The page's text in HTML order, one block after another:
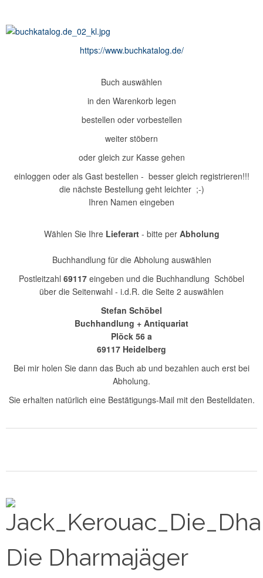
https://www.buchkatalog.de/
Buch auswählen
in den Warenkorb legen
bestellen oder vorbestellen
weiter stöbern
oder gleich zur Kasse gehen
einloggen oder als Gast bestellen - besser gleich registrieren!!!
die nächste Bestellung geht leichter ;-)
Ihren Namen eingeben
Wählen Sie Ihre Lieferart- bitte per Abholung
Buchhandlung für die Abholung auswählen
Postleitzahl 69117 eingeben und die Buchhandlung Schöbel
über die Seitenwahl - i.d.R. die Seite 2 auswählen
Stefan Schöbel
Buchhandlung + Antiquariat
Plöck 56 a
69117 Heidelberg
Bei mir holen Sie dann das Buch ab und bezahlen auch erst bei
Abholung.
Sie erhalten natürlich eine Bestätigungs-Mail mit den Bestelldaten.
Die Dharmajäger